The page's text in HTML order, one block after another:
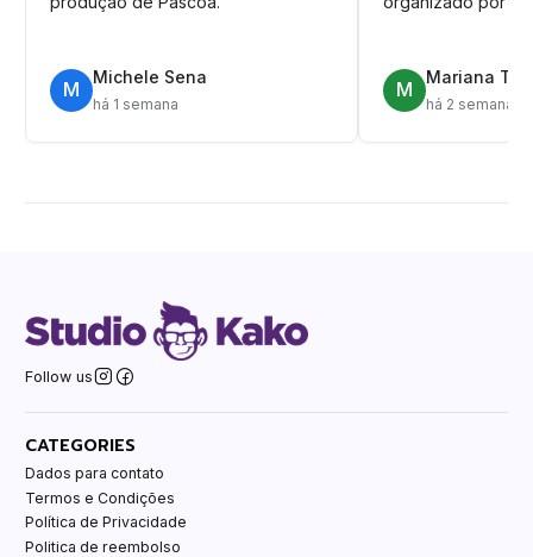
M
Michele Sena
há 1 semana
M
Mariana T.
há 2 semanas
Follow us
CATEGORIES
Dados para contato
Termos e Condições
Política de Privacidade
Politica de reembolso